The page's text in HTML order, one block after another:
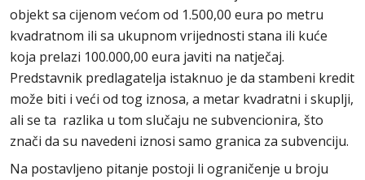
objekt sa cijenom većom od 1.500,00 eura po metru
kvadratnom ili sa ukupnom vrijednosti stana ili kuće
koja prelazi 100.000,00 eura javiti na natječaj.
Predstavnik predlagatelja istaknuo je da stambeni kredit
može biti i veći od tog iznosa, a metar kvadratni i skuplji,
ali se ta razlika u tom slučaju ne subvencionira, što
znači da su navedeni iznosi samo granica za subvenciju.
Na postavljeno pitanje postoji li ograničenje u broju